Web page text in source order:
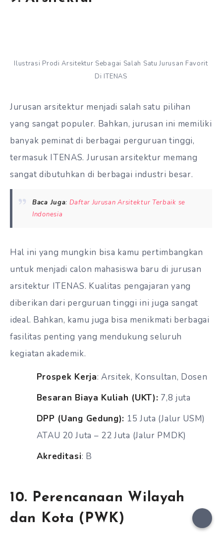
Ilustrasi Prodi Arsitektur Sebagai Salah Satu Jurusan Favorit
Di ITENAS
Jurusan arsitektur menjadi salah satu pilihan
yang sangat populer. Bahkan, jurusan ini memiliki
banyak peminat di berbagai perguruan tinggi,
termasuk ITENAS. Jurusan arsitektur memang
sangat dibutuhkan di berbagai industri besar.
Baca Juga: Daftar Jurusan Arsitektur Terbaik se
Indonesia
Hal ini yang mungkin bisa kamu pertimbangkan
untuk menjadi calon mahasiswa baru di jurusan
arsitektur ITENAS. Kualitas pengajaran yang
diberikan dari perguruan tinggi ini juga sangat
ideal. Bahkan, kamu juga bisa menikmati berbagai
fasilitas penting yang mendukung seluruh
kegiatan akademik.
Prospek Kerja: Arsitek, Konsultan, Dosen
Besaran Biaya Kuliah (UKT): 7,8 juta
DPP (Uang Gedung): 15 Juta (Jalur USM)
ATAU 20 Juta – 22 Juta (Jalur PMDK)
Akreditasi: B
10. Perencanaan Wilayah
dan Kota (PWK)